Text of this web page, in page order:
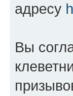
адресу
Вы